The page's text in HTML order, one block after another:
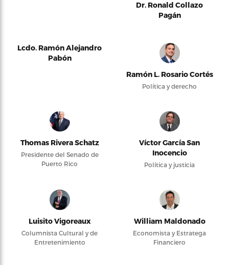
Dr. Ronald Collazo
Pagán
Lcdo. Ramón Alejandro
Pabón
Ramón L. Rosario Cortés
Política y derecho
Thomas Rivera Schatz
Presidente del Senado de
Puerto Rico
Víctor García San
Inocencio
Política y justicia
Luisito Vigoreaux
Columnista Cultural y de
Entretenimiento
William Maldonado
Economista y Estratega
Financiero